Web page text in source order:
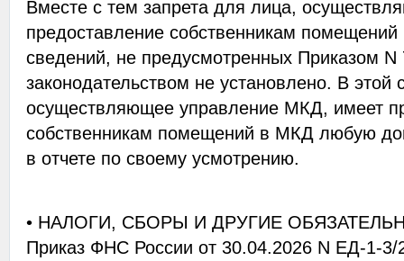
Вместе с тем запрета для лица,
предоставление собственникам
сведений, не предусмотренных Приказом
законодательством не установлено. В этой
осуществляющее управление МКД, имеет
собственникам помещений в МКД любую
в отчете по своему усмотрению.
• НАЛОГИ, СБОРЫ И ДРУГИЕ
Приказ ФНС России от 30.04.2026 N ЕД-1-3/